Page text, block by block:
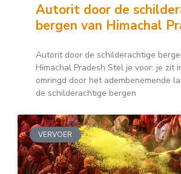
Autorit door de
bergen van Himachal
Autorit door de schilderachtige
Himachal Pradesh Stel je voor: je zit
omringd door het adembenemende
de schilderachtige bergen
VERVOER